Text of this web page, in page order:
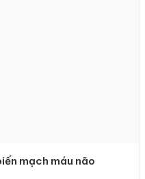
mạch máu não